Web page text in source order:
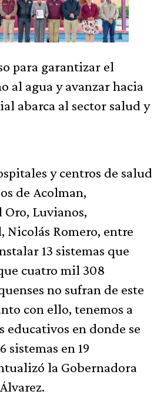
para garantizar el
al agua y avanzar hacia
abarca al sector salud y
y centros de salud
de Acolman,
Luvianos,
Nicolás Romero, entre
13 sistemas que
cuatro mil 308
no sufran de este
con ello, tenemos a
educativos en donde se
sistemas en 19
la Gobernadora